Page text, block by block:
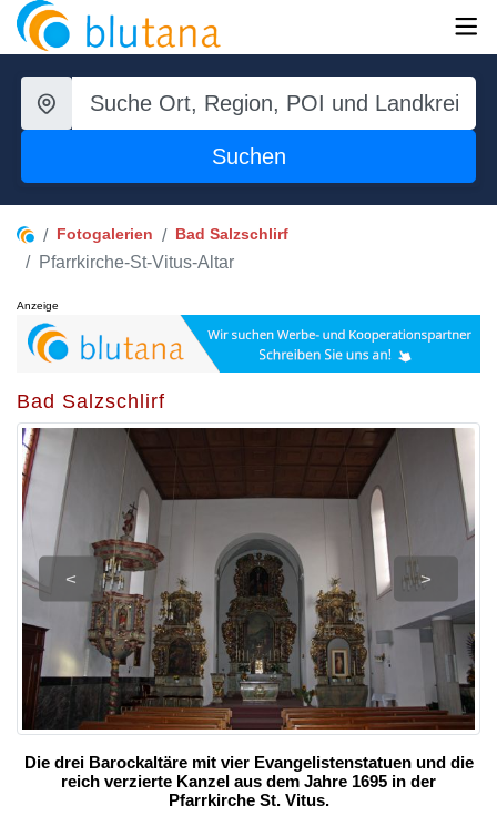
Suchen
Fotogalerien Bad Salzschlirf
Pfarrkirche-St-Vitus-Altar
Anzeige
Bad Salzschlirf
< >
Die drei Barockaltäre mit vier Evangelistenstatuen und die
reich verzierte Kanzel aus dem Jahre 1695 in der
Pfarrkirche St. Vitus.